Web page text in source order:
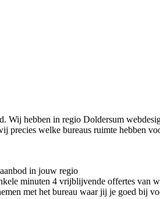
Wij hebben in regio Doldersum
precies welke bureaus ruimte hebben
in jouw regio
minuten 4 vrijblijvende offertes van
met het bureau waar jij je goed bij